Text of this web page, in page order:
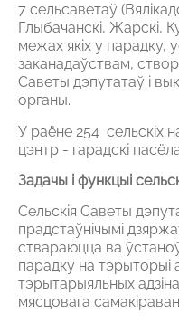
7 сельсаветаў
Глыбачанскі, Жарскі,
межах якіх у парадку,
заканадаўствам,
Саветы дэпутатаў і
органы.
У раёне 254 сельскіх
цэнтр - гарадскі
Задачы і функцыі
Сельскія Саветы
прадстаўнічымі
ствараюцца ва
парадку на тэрыторыі
тэрытарыяльных
мясцовага